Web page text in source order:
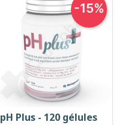
pH Plus - 120 gélules
-15%